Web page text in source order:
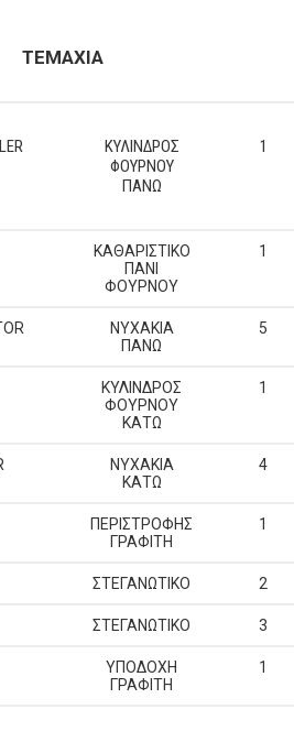
ΚΥΛΙΝΔΡΟΣ
ΦΟΥΡΝΟΥ
ΠΑΝΩ
1
ΚΑΘΑΡΙΣΤΙΚΟ
ΠΑΝΙ
ΦΟΥΡΝΟΥ
1
ΝΥΧΑΚΙΑ
ΠΑΝΩ
5
ΚΥΛΙΝΔΡΟΣ
ΦΟΥΡΝΟΥ
ΚΑΤΩ
1
ΝΥΧΑΚΙΑ
ΚΑΤΩ
4
ΠΕΡΙΣΤΡΟΦΗΣ
ΓΡΑΦΙΤΗ
1
ΣΤΕΓΑΝΩΤΙΚΟ 2
ΣΤΕΓΑΝΩΤΙΚΟ 3
ΥΠΟΔΟΧΗ
ΓΡΑΦΙΤΗ
1